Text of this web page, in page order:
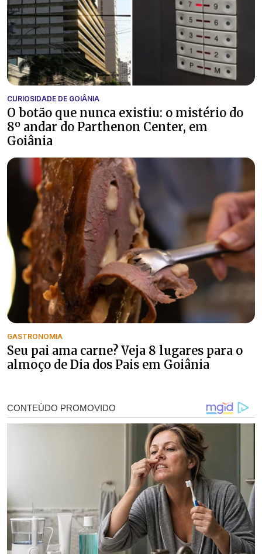
CURIOSIDADE DE GOIÂNIA
O botão que nunca existiu: o mistério do
8º andar do Parthenon Center, em
Goiânia
GASTRONOMIA
Seu pai ama carne? Veja 8 lugares para o
almoço de Dia dos Pais em Goiânia